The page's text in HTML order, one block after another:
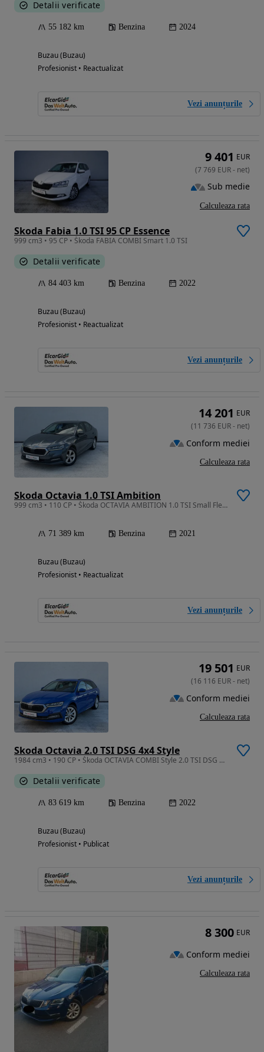
Detalii verificate
55 182 km Benzina 2024
Buzau (Buzau)
Profesionist • Reactualizat
Vezi anunțurile
Skoda Fabia 1.0 TSI 95 CP Essence
999 cm3 • 95 CP • Škoda FABIA COMBI Smart 1.0 TSI
Detalii verificate
84 403 km Benzina 2022
Buzau (Buzau)
Profesionist • Reactualizat
Vezi anunțurile
9 401 EUR
(7 769 EUR- net)
Sub medie
Calculeaza rata
Skoda Octavia 1.0 TSI Ambition
999 cm3 • 110 CP • Škoda OCTAVIA AMBITION 1.0 TSI Small Fleet
71 389 km Benzina 2021
Buzau (Buzau)
Profesionist • Reactualizat
Vezi anunțurile
14 201 EUR
(11 736 EUR- net)
Conform mediei
Calculeaza rata
Skoda Octavia 2.0 TSI DSG 4x4 Style
1984 cm3 • 190 CP • Škoda OCTAVIA COMBI Style 2.0 TSI DSG 4x4
Detalii verificate
83 619 km Benzina 2022
Buzau (Buzau)
Profesionist • Publicat
Vezi anunțurile
19 501 EUR
(16 116 EUR- net)
Conform mediei
Calculeaza rata
8 300 EUR
Conform mediei
Calculeaza rata